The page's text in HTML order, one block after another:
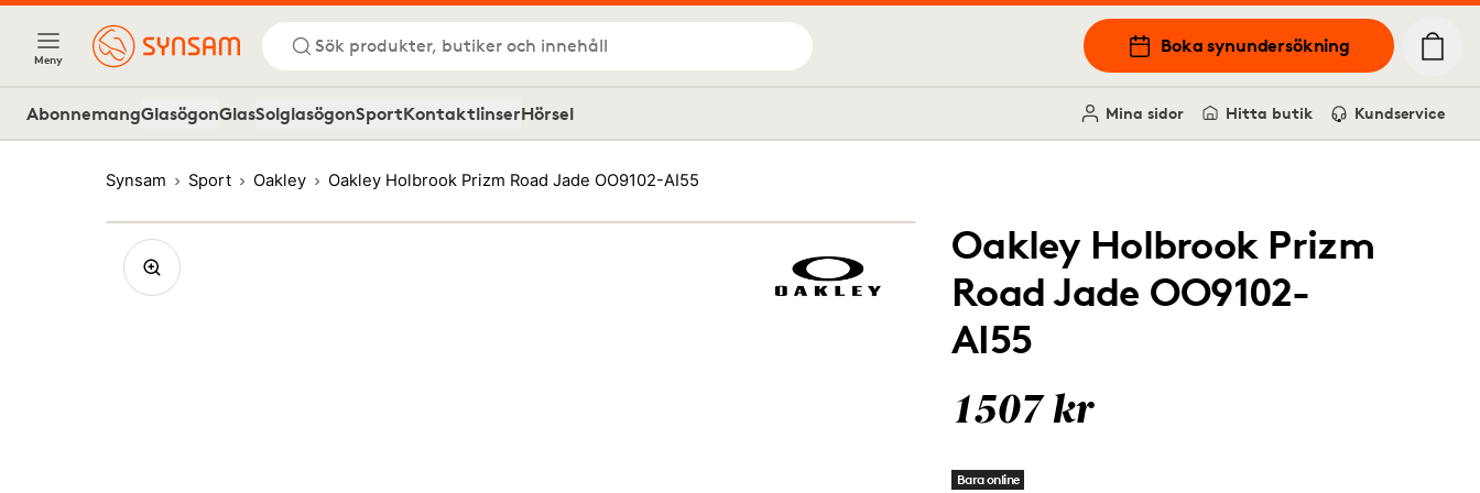
Meny
Sök produkter, butiker och innehåll Boka synundersökning
AbonnemangGlasögonGlasSolglasögonSportKontaktlinserHörsel Mina sidor Hitta butik Kundservice
Synsam Sport Oakley Oakley Holbrook Prizm Road Jade OO9102-AI55
Oakley Holbrook Prizm
Road Jade OO9102-
AI55
1507 kr
Bara online